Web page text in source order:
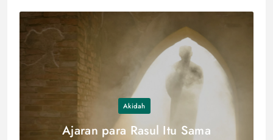
Akidah
Ajaran para Rasul Itu Sama